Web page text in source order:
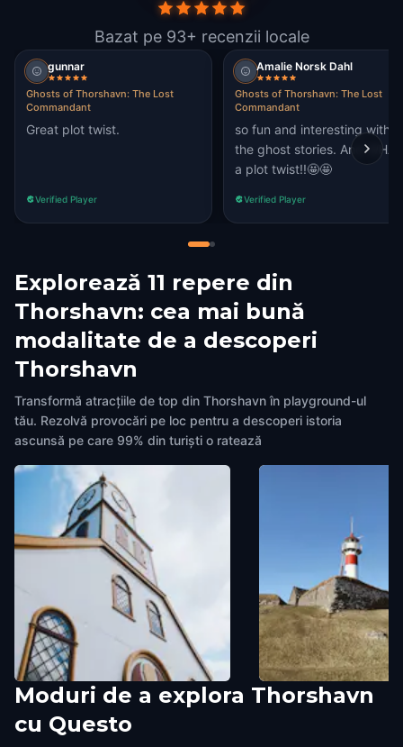
Bazat pe 93+ recenzii locale
gunnar
Ghosts of Thorshavn: The Lost
Commandant
Great plot twist.
Verified Player
Amalie Norsk Dahl
Ghosts of Thorshavn: The Lost
Commandant
so fun and interesting with
the ghost stories. And WHAT
a plot twist!!🤩🤩
Verified Player
Explorează 11 repere din
Thorshavn: cea mai bună
modalitate de a descoperi
Thorshavn
Transformă atracțiile de top din Thorshavn în playground-ul
tău. Rezolvă provocări pe loc pentru a descoperi istoria
ascunsă pe care 99% din turiști o ratează
Tórshavn Cathedral
Thorshavn,Faroe Islands
The Fort
Moduri de a explora Thorshavn
cu Questo